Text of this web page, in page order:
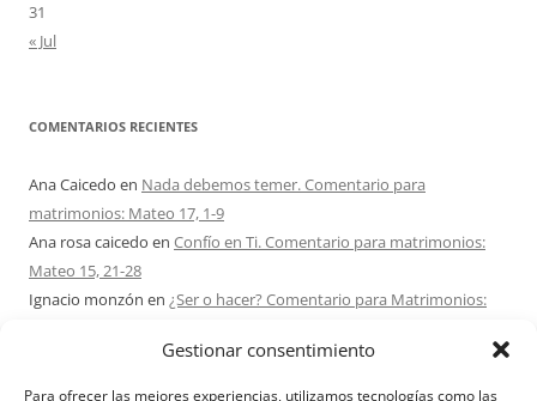
Gestionar consentimiento
Para ofrecer las mejores experiencias, utilizamos tecnologías como las
31
« Jul
COMENTARIOS RECIENTES
Ana Caicedo en Nada debemos temer. Comentario para
matrimonios: Mateo 17, 1-9
Ana rosa caicedo en Confío en Ti. Comentario para matrimonios:
Mateo 15, 21-28
Ignacio monzón en ¿Ser o hacer? Comentario para Matrimonios:
Maria Asuncion Herrero Mendezen¿Ser o hacer? Comentario para
Matrimonios: Mateo 15, 1-2. 10-14